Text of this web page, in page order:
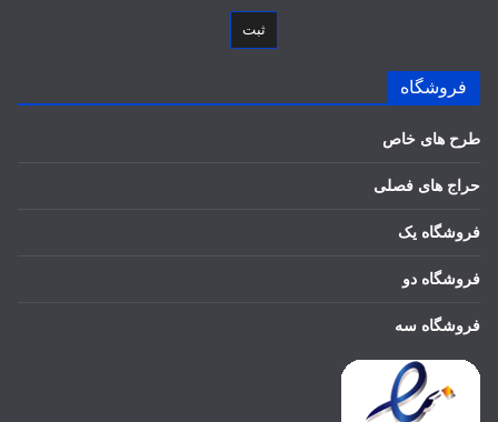
ثبت
فروشگاه
طرح های خاص
حراج های فصلی
فروشگاه یک
فروشگاه دو
فروشگاه سه